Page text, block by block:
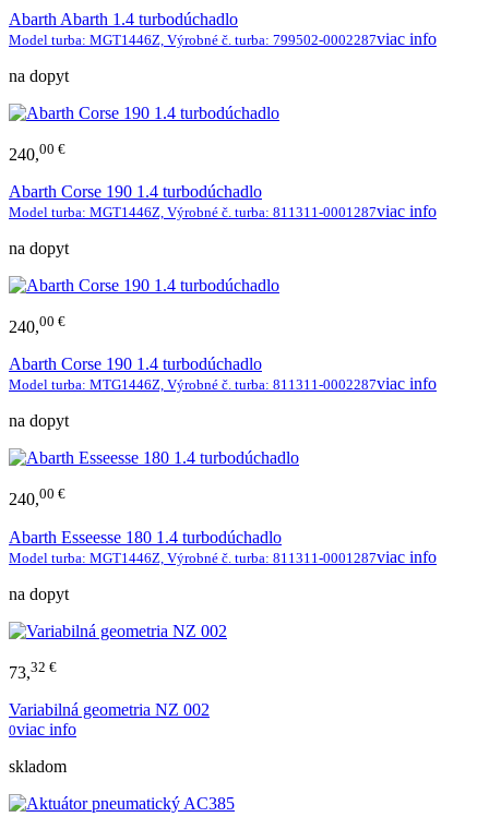
Abarth Abarth 1.4 turbodúchadlo
Model turba: MGT1446Z, Výrobné č. turba: 799502-0002287viac info
na dopyt
240,00 €
Abarth Corse 190 1.4 turbodúchadlo
Model turba: MGT1446Z, Výrobné č. turba: 811311-0001287viac info
na dopyt
240,00 €
Abarth Corse 190 1.4 turbodúchadlo
Model turba: MTG1446Z, Výrobné č. turba: 811311-0002287viac info
na dopyt
240,00 €
Abarth Esseesse 180 1.4 turbodúchadlo
Model turba: MGT1446Z, Výrobné č. turba: 811311-0001287viac info
na dopyt
73,32 €
Variabilná geometria NZ 002
0viac info
skladom